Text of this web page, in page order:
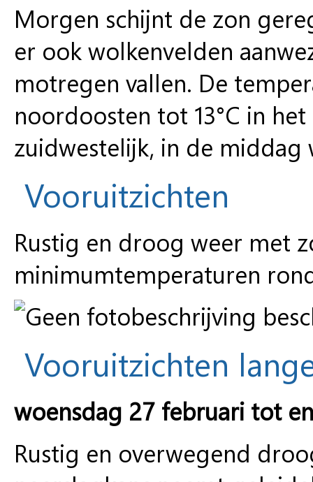
Morgen schijnt de zon
er ook wolkenvelden
motregen vallen. De
noordoosten tot 13°C in
zuidwestelijk, in de
Vooruitzichten
Rustig en droog weer met
minimumtemperaturen
Vooruitzichten
woensdag 27 februari tot
Rustig en overwegend